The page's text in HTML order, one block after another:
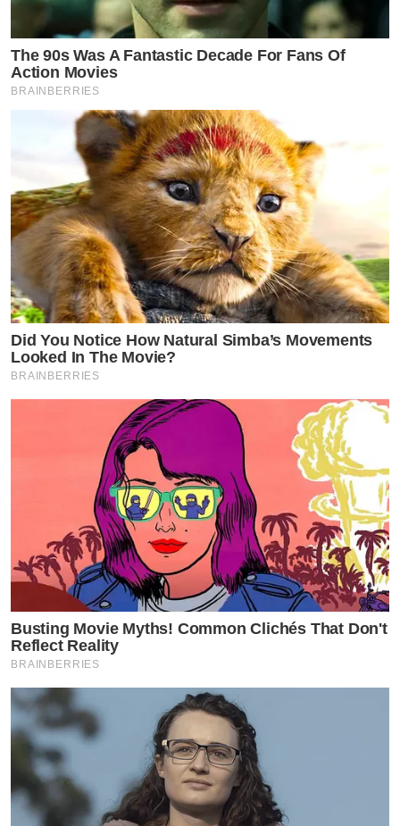
The 90s Was A Fantastic Decade For Fans Of
Action Movies
BRAINBERRIES
Did You Notice How Natural Simba’s Movements
Looked In The Movie?
BRAINBERRIES
Busting Movie Myths! Common Clichés That Don't
Reflect Reality
BRAINBERRIES